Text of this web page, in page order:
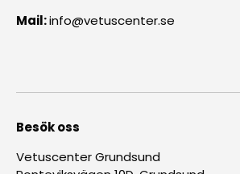
Mail:info@vetuscenter.se
Besök oss
Vetuscenter Grundsund